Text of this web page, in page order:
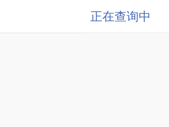
正在查询中